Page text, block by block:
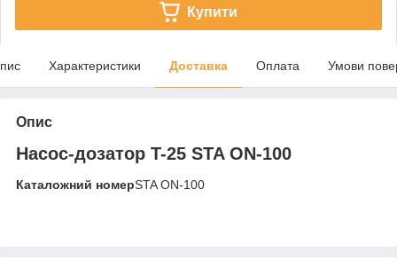
Купити
Характеристики Доставка Оплата Умови
Опис
Насос-дозатор T-25 STA ON-100
Каталожний номерSTA ON-100